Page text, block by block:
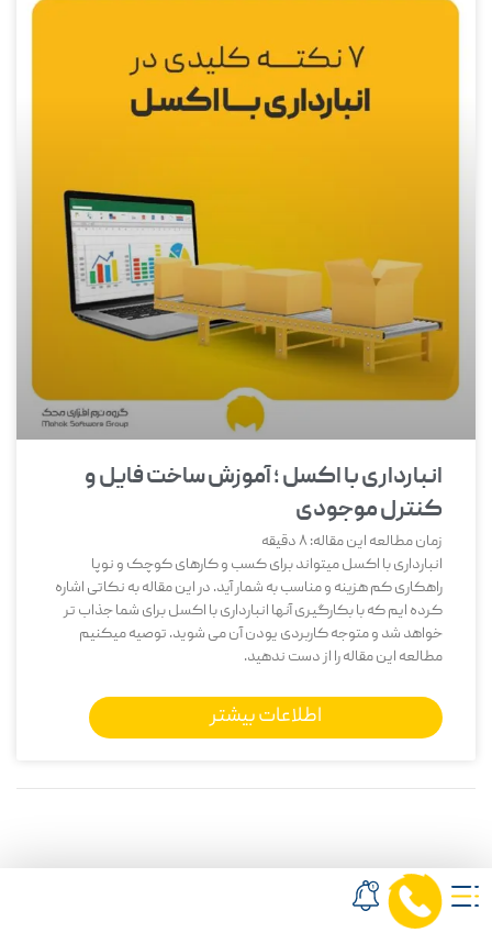
انبارداری با اکسل ؛ آموزش ساخت فایل و
کنترل موجودی
زمان مطالعه این مقاله:8دقیقه
انبارداری با اکسل میتواند برای کسب و کارهای کوچک و نوپا
راهکاری کم هزینه و مناسب به شمار آید. در این مقاله به نکاتی اشاره
کرده ایم که با بکارگیری آنها انبارداری با اکسل برای شما جذاب تر
خواهد شد و متوجه کاربردی یودن آن می شوید. توصیه میکنیم
مطالعه این مقاله را از دست ندهید.
اطلاعات بیشتر